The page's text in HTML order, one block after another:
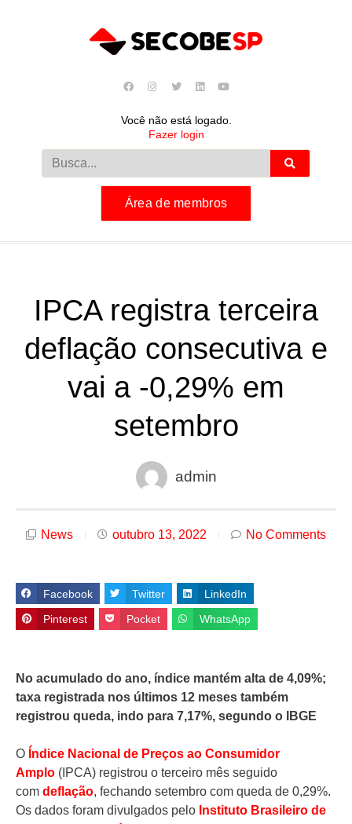
Você não está logado.
Fazer login
Área de membros
IPCA registra terceira
deflação consecutiva e
vai a -0,29% em
setembro
admin
News outubro 13, 2022 No Comments
Facebook Twitter LinkedIn
Pinterest Pocket WhatsApp
No acumulado do ano, índice mantém alta de 4,09%;
taxa registrada nos últimos 12 meses também
registrou queda, indo para 7,17%, segundo o IBGE
O Índice Nacional de Preços ao Consumidor
Amplo (IPCA) registrou o terceiro mês seguido
com deflação, fechando setembro com queda de 0,29%.
Os dados foram divulgados pelo Instituto Brasileiro de